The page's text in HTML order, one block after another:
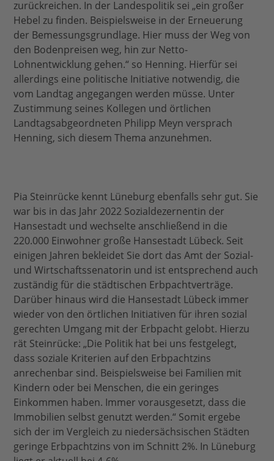
zurückreichen. In der Landespolitik sei „ein großer
Hebel zu finden. Beispielsweise in der Erneuerung
der Bemessungsgrundlage. Hier muss der Weg von
den Bodenpreisen weg, hin zur Netto-
Lohnentwicklung gehen.“ so Henning. Hierfür sei
allerdings eine politische Initiative notwendig, die
vom Landtag angegangen werden müsse. Unter
Zustimmung seines Kollegen und örtlichen
Landtagsabgeordneten Philipp Meyn versprach
Henning, sich diesem Thema anzunehmen.
Pia Steinrücke kennt Lüneburg ebenfalls sehr gut. Sie
war bis in das Jahr 2022 Sozialdezernentin der
Hansestadt und wechselte anschließend in die
220.000 Einwohner große Hansestadt Lübeck. Seit
einigen Jahren bekleidet Sie dort das Amt der Sozial-
und Wirtschaftssenatorin und ist entsprechend auch
zuständig für die städtischen Erbpachtverträge.
Darüber hinaus wird die Hansestadt Lübeck immer
wieder von den örtlichen Initiativen für ihren sozial
gerechten Umgang mit der Erbpacht gelobt. Hierzu
rät Steinrücke: „Die Politik hat bei uns festgelegt,
dass soziale Kriterien auf den Erbpachtzins
anrechenbar sind. Beispielsweise bei Familien mit
Kindern oder bei Menschen, die ein geringes
Einkommen haben. Immer vorausgesetzt, dass die
Immobilien selbst genutzt werden.“ Somit ergebe
sich der im Vergleich zu niedersächsischen Städten
geringe Erbpachtzins von im Schnitt 2%. In Lüneburg